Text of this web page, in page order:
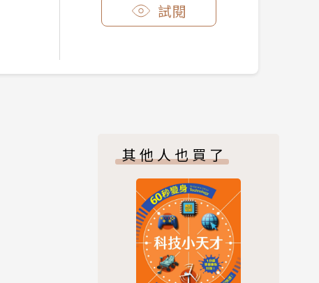
試閱
其他人也買了